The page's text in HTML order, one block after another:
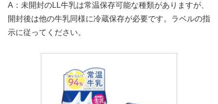
A：未開封のLL牛乳は常温保存可能な種類がありますが、
開封後は他の牛乳同様に冷蔵保存が必要です。ラベルの指
示に従ってください。